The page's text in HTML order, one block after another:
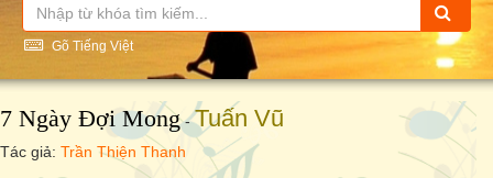
Gõ Tiếng Việt
7 Ngày Đợi Mong-Tuấn Vũ
Tác giả: Trần Thiện Thanh